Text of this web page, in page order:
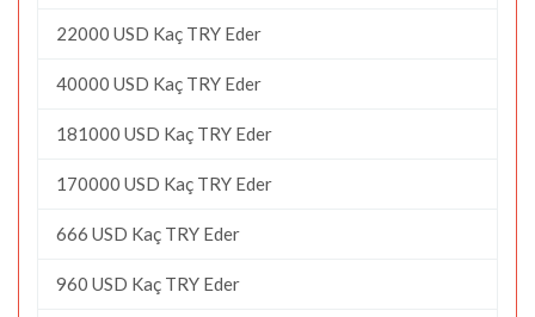
22000 USD Kaç TRY Eder
40000 USD Kaç TRY Eder
181000 USD Kaç TRY Eder
170000 USD Kaç TRY Eder
666 USD Kaç TRY Eder
960 USD Kaç TRY Eder